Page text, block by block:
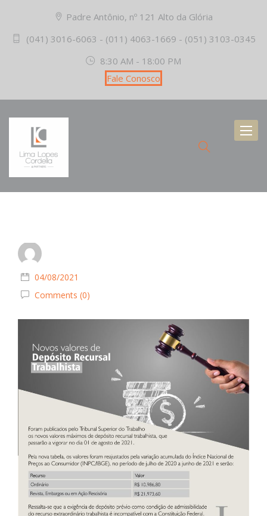
Padre Antônio, nº 121 Alto da Glória
(041) 3016-6063 - (011) 4063-1669 - (051) 3103-0345
8:30 AM - 18:00 PM
Fale Conosco
04/08/2021
Comments (0)